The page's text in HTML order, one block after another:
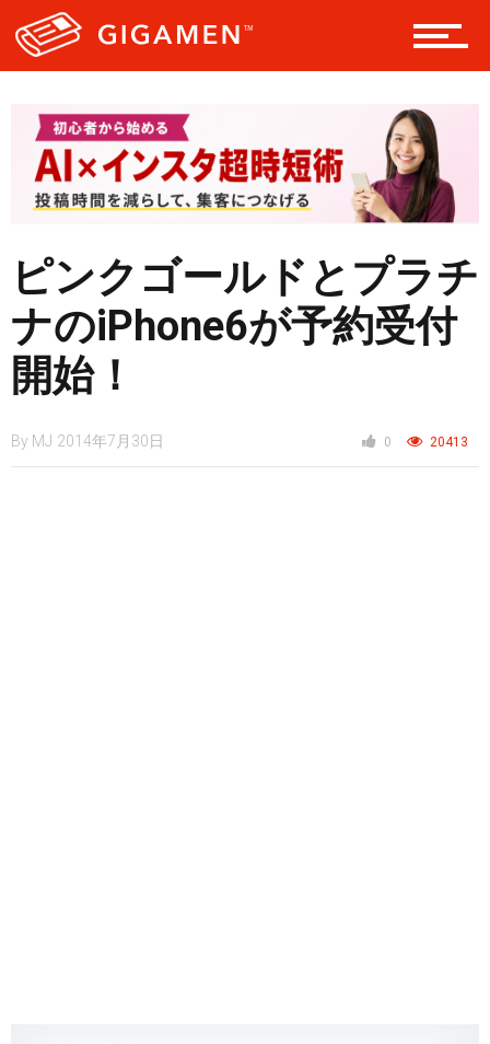
レジャー
スタイル
仮想通貨
スマートフォン
ピンクゴールドとプラチ
ナのiPhone6が予約受付
開始！
By MJ 2014年7月30日 0 20413